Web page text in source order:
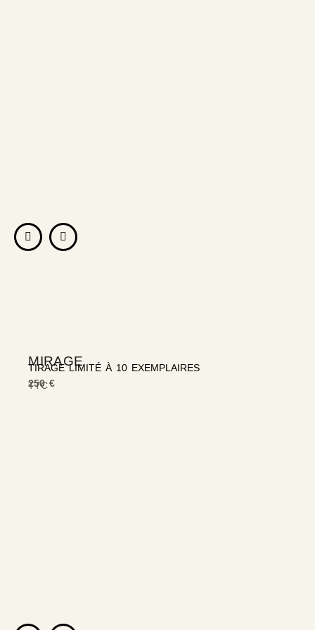
MIRAGE
TIRAGE LIMITÉ À 10 EXEMPLAIRES
250 €
TTC